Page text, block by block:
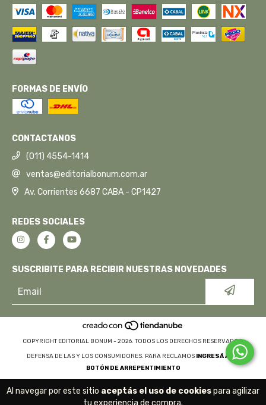
Al navegar por este sitio aceptás el uso de cookiespara agilizar
tu experiencia de compra.
FORMAS DE ENVÍO
CONTACTANOS
(011) 4554-1414
ventas@editorialbonum.com.ar
Av. Corrientes 6687 CABA - CP1427
REDES SOCIALES
SUSCRIBITE PARA RECIBIR NUESTRAS NOVEDADES
COPYRIGHT EDITORIAL BONUM - 2026. TODOS LOS DERECHOS RESERVADOS.
DEFENSA DE LAS Y LOS CONSUMIDORES. PARA RECLAMOS INGRESÁ ACÁ.
BOTÓN DE ARREPENTIMIENTO